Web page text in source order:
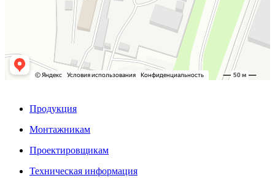
Продукция
Монтажникам
Проектировщикам
Техническая информация